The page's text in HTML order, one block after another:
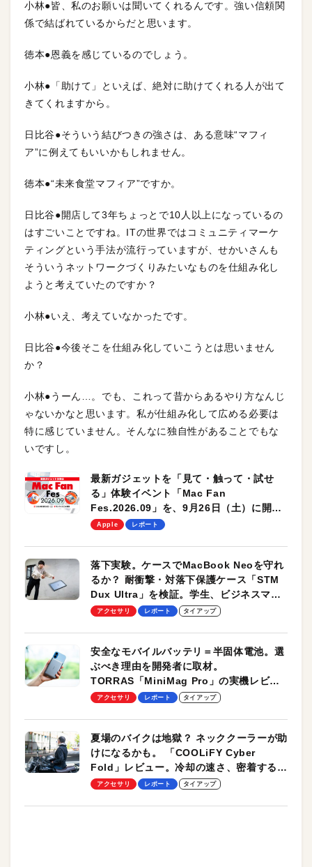
小林●皆、私のお願いは聞いてくれるんです。強い信頼関
係で結ばれているからだと思います。
徳本●恩義を感じているのでしょう。
小林●「助けて」といえば、絶対に助けてくれる人が出て
きてくれますから。
日比谷●そういう結びつきの強さは、ある意味“マフィ
ア”に例えてもいいかもしれません。
徳本●“未来食堂マフィア”ですか。
日比谷●開店して3年ちょっとで10人以上になっているの
はすごいことですね。ITの世界ではコミュニティマーケ
ティングという手法が流行っていますが、せかいさんも
そういうネットワークづくりみたいなものを仕組み化し
ようと考えていたのですか？
小林●いえ、考えていなかったです。
日比谷●今後そこを仕組み化していこうとは思いません
か？
小林●うーん…。でも、これって昔からあるやり方なんじ
ゃないかなと思います。私が仕組み化して広める必要は
特に感じていません。そんなに独自性があることでもな
いですし。
最新ガジェットを「見て・触って・試せ
る」体験イベント「Mac Fan
Fes.2026.09」を、9月26日（土）に開催
します！
Apple レポート
落下実験。ケースでMacBook Neoを守れ
るか？ 耐衝撃・対落下保護ケース「STM
Dux Ultra」を検証。学生、ビジネスマン
のモバイルユースに最適！
アクセサリ レポート タイアップ
安全なモバイルバッテリ＝半固体電池。選
ぶべき理由を開発者に取材。
TORRAS「MiniMag Pro」の実機レビュ
ーも
アクセサリ レポート タイアップ
夏場のバイクは地獄？ ネッククーラーが助
けになるかも。 「COOLiFY Cyber
Fold」レビュー。冷却の速さ、密着する冷
却プレート、シンプルな操作性がグッド！
アクセサリ レポート タイアップ